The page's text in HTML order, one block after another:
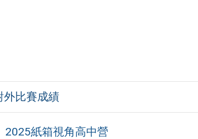
外比賽成績
2025紙箱視角高中營